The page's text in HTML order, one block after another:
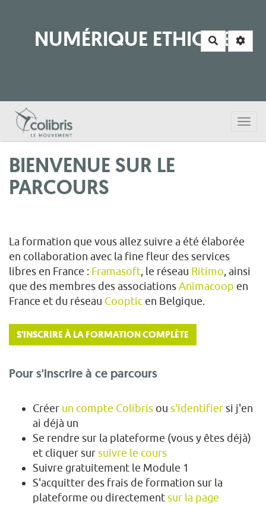
Rechercher
NUMÉRIQUE ETHIQUE
BIENVENUE SUR LE
PARCOURS
La formation que vous allez suivre a été élaborée
en collaboration avec la fine fleur des services
libres en France : Framasoft, le réseau Ritimo, ainsi
que des membres des associationsAnimacoop en
France et du réseau Cooptic en Belgique.
S'INSCRIRE À LA FORMATION COMPLÈTE
Pour s'inscrire à ce parcours
Créer un compte Colibris ou s'identifiersi j'en
ai déjà un
Se rendre sur la plateforme (vous y êtes déjà)
et cliquer sursuivre le cours
Suivre gratuitement le Module 1
S'acquitter des frais de formation sur la
plateforme ou directementsur la page